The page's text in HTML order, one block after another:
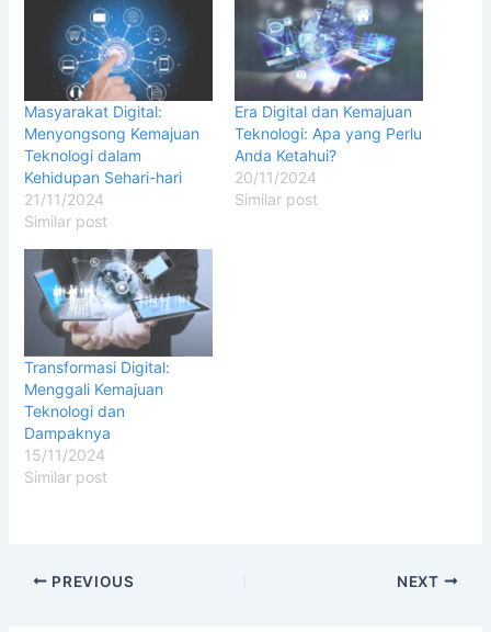
Masyarakat Digital:
Menyongsong Kemajuan
Teknologi dalam
Kehidupan Sehari-hari
21/11/2024
Similar post
Era Digital dan Kemajuan
Teknologi: Apa yang Perlu
Anda Ketahui?
20/11/2024
Similar post
Transformasi Digital:
Menggali Kemajuan
Teknologi dan
Dampaknya
15/11/2024
Similar post
PREVIOUS NEXT